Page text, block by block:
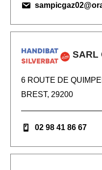
SARL
6 ROUTE DE
BREST, 29200
02 98 41 86 67